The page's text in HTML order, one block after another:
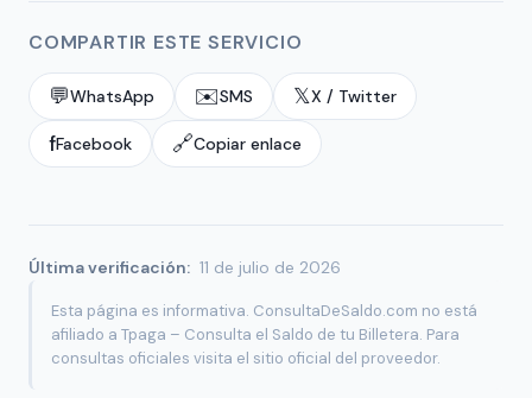
COMPARTIR ESTE SERVICIO
💬WhatsApp ✉️SMS 𝕏X / Twitter
fFacebook 🔗Copiar enlace
Última verificación: 11 de julio de 2026
Esta página es informativa. ConsultaDeSaldo.com no está
afiliado a Tpaga – Consulta el Saldo de tu Billetera. Para
consultas oficiales visita el sitio oficial del proveedor.